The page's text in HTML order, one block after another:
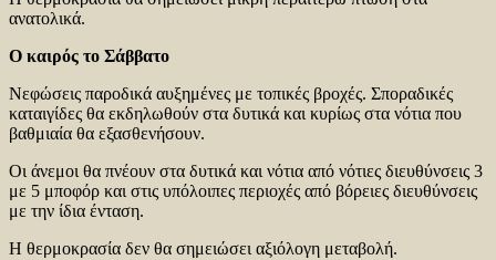
ανατολικά.
Ο καιρός το Σάββατο
Νεφώσεις παροδικά αυξημένες με τοπικές βροχές. Σποραδικές
καταιγίδες θα εκδηλωθούν στα δυτικά και κυρίως στα νότια που
βαθμιαία θα εξασθενήσουν.
Οι άνεμοι θα πνέουν στα δυτικά και νότια από νότιες διευθύνσεις 3
με 5 μποφόρ και στις υπόλοιπες περιοχές από βόρειες διευθύνσεις
με την ίδια ένταση.
Η θερμοκρασία δεν θα σημειώσει αξιόλογη μεταβολή.